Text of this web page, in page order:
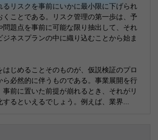
るリスクを事前にいかに最小限に下げられ
くことである。リスク管理の第一歩は、予
問題点を事前に可能な限り抽出して、それ
ジネスプランの中に織り込むことから始ま
はじめることそのものが、仮説検証のプロ
ら必然的に伴うものである。事業展開を行
事前に置いた前提が崩れるとき、それがリ
するといえるでしょう。例えば、業界...